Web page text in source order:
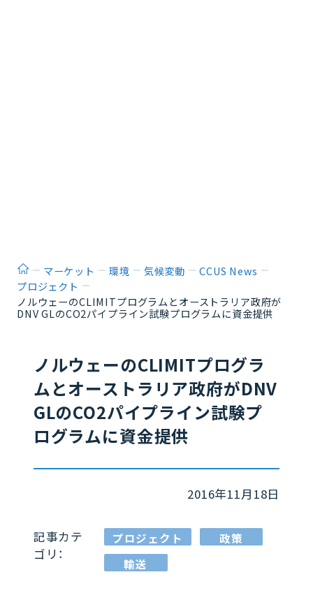
ホームマーケット 環境 気候変動
CCUS News
プロジェクト
ノルウェーのCLIMITプログラムとオーストラリア政府が
DNV GLのCO2パイプライン試験プログラムに資金提供
ノルウェーのCLIMITプログラ
ムとオーストラリア政府がDNV
GLのCO2パイプライン試験プ
ログラムに資金提供
2016年11月18日
記事カテ
ゴリ：
プロジェクト
政策
輸送